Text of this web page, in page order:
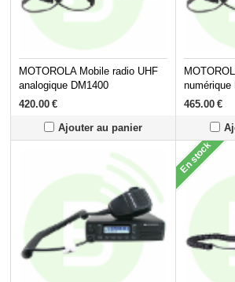
MOTOROLA Mobile radio UHF
analogique DM1400
420.00 €
Ajouter au panier
numérique
465.00 €
En stock